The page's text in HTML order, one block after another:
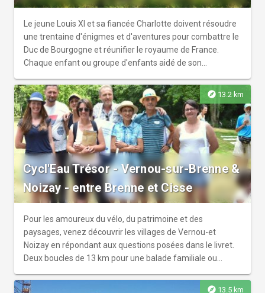
Le jeune Louis XI et sa fiancée Charlotte doivent résoudre
une trentaine d'énigmes et d'aventures pour combattre le
Duc de Bourgogne et réunifier le royaume de France.
Chaque enfant ou groupe d'enfants aidé de son
s'amusant et en visitant un monument historique. À cette
occasion, découvrez la mini-ferme, le labyrinthe de maïs
en été, les tyroliennes, la galerie du château d'eau et la
bergerie contenant des scènes de vie Renaissance.
Structure de jeux XXL à disposition des enfants et
couverte.
explore 13.2 km
Cycl'Eau Trésor - Vernou-sur-Brenne &
Noizay - entre Brenne et Cisse
Pour les amoureux du vélo, du patrimoine et des
paysages, venez découvrir les villages de Vernou-et
Noizay en répondant aux questions posées dans le livret.
Deux boucles de 13 km pour une balade familiale ou
territoire.
explore 13.5 km